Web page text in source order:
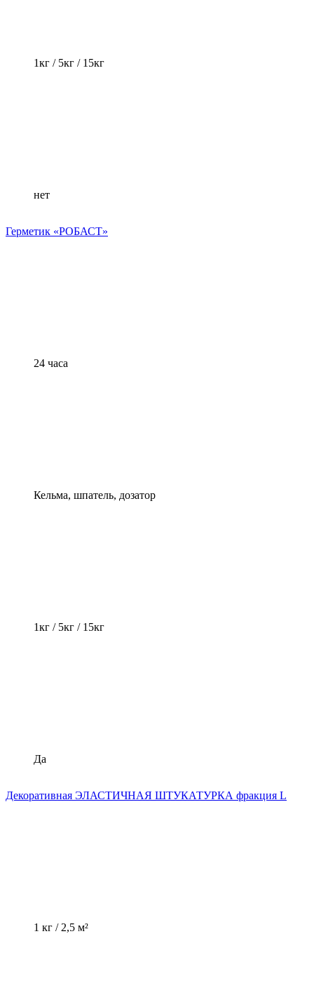
1кг / 5кг / 15кг
нет
Герметик «РОБАСТ»
24 часа
Кельма, шпатель, дозатор
1кг / 5кг / 15кг
Да
Декоративная ЭЛАСТИЧНАЯ ШТУКАТУРКА фракция L
1 кг / 2,5 м²